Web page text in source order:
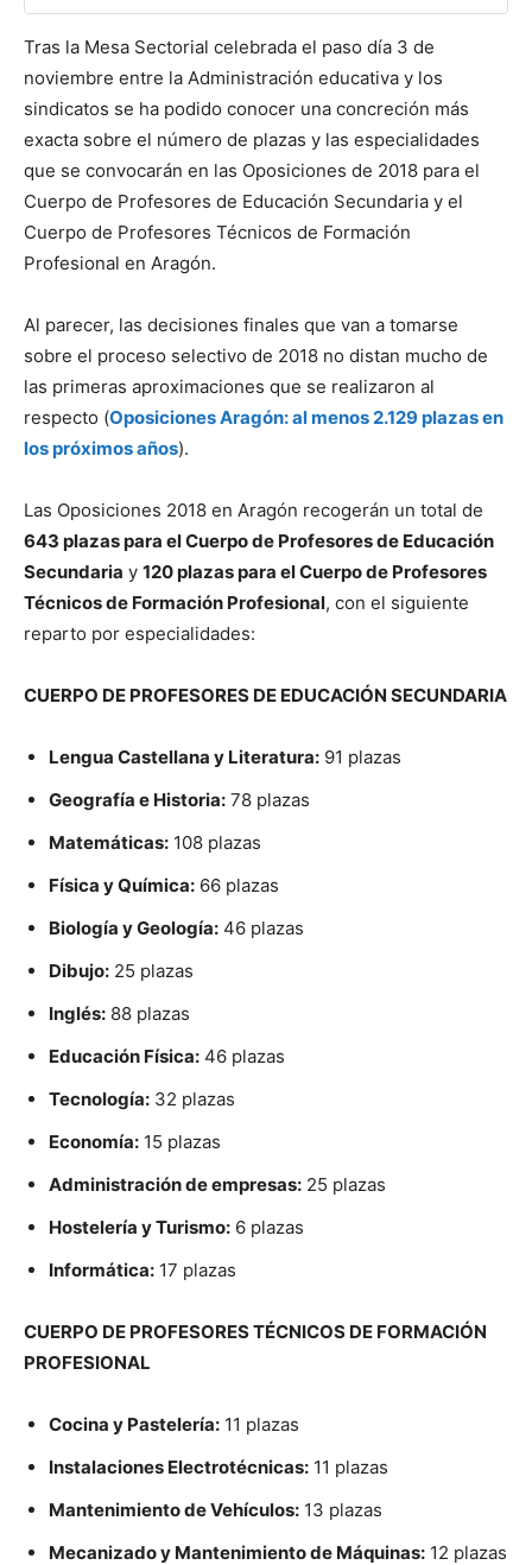
Tras la Mesa Sectorial celebrada el paso día 3 de
noviembre entre la Administración educativa y los
sindicatos se ha podido conocer una concreción más
exacta sobre el número de plazas y las especialidades
que se convocarán en las Oposiciones de 2018 para el
Cuerpo de Profesores de Educación Secundaria y el
Cuerpo de Profesores Técnicos de Formación
Profesional en Aragón.
Al parecer, las decisiones finales que van a tomarse
sobre el proceso selectivo de 2018 no distan mucho de
las primeras aproximaciones que se realizaron al
respecto (Oposiciones Aragón: al menos 2.129 plazas en
los próximos años).
Las Oposiciones 2018 en Aragón recogerán un total de
643 plazas para el Cuerpo de Profesores de Educación
Secundaria y 120 plazas para el Cuerpo de Profesores
Técnicos de Formación Profesional, con el siguiente
reparto por especialidades:
CUERPO DE PROFESORES DE EDUCACIÓN SECUNDARIA
Lengua Castellana y Literatura: 91 plazas
Geografía e Historia: 78 plazas
Matemáticas: 108 plazas
Física y Química: 66 plazas
Biología y Geología: 46 plazas
Dibujo: 25 plazas
Inglés: 88 plazas
Educación Física: 46 plazas
Tecnología: 32 plazas
Economía: 15 plazas
Administración de empresas: 25 plazas
Hostelería y Turismo: 6 plazas
Informática: 17 plazas
CUERPO DE PROFESORES TÉCNICOS DE FORMACIÓN
PROFESIONAL
Cocina y Pastelería: 11 plazas
Instalaciones Electrotécnicas: 11 plazas
Mantenimiento de Vehículos: 13 plazas
Mecanizado y Mantenimiento de Máquinas: 12 plazas